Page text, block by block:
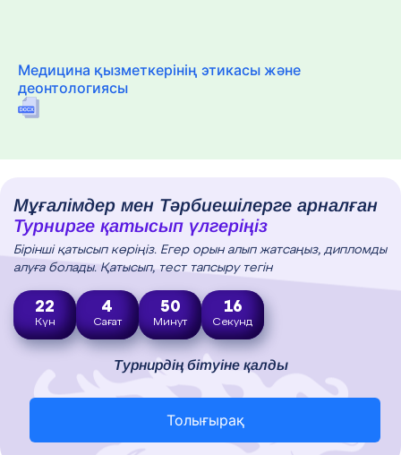
Медицина қызметкерінің этикасы және
деонтологиясы
Мұғалімдер мен Тәрбиешілерге арналған
Турнирге қатысып үлгеріңіз
Бірінші қатысып көріңіз. Егер орын алып жатсаңыз, дипломды
алуға болады. Қатысып, тест тапсыру тегін
22
Күн
4
Сағат
50
Минут
15
Секунд
Турнирдің бітуіне қалды
Толығырақ